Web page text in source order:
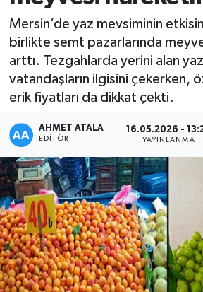
Mersin’de yaz mevsiminin
birlikte semt pazarlarında
arttı. Tezgahlarda yerini alan
vatandaşların ilgisini çekerken,
erik fiyatları da dikkat çekti.
AHMET ATALA
EDITÖR
16.05.2026 -
YAYINLANMA